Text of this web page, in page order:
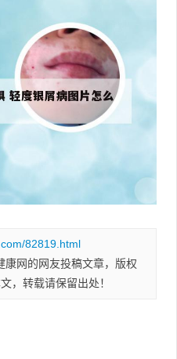
82819.html
康网的网友投稿文章，版权
，转载请保留出处！